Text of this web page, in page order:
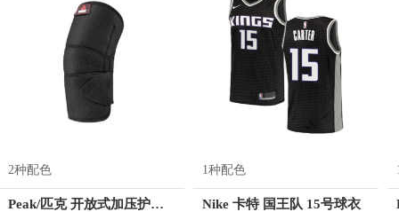
2种配色
Peak/匹克 开放式加压护肘 YH10101
1种配色
Nike 卡特 国王队 15号球衣